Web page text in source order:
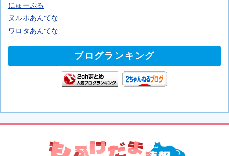
にゅーぷる
ヌルポあんてな
ワロタあんてな
ブログランキング